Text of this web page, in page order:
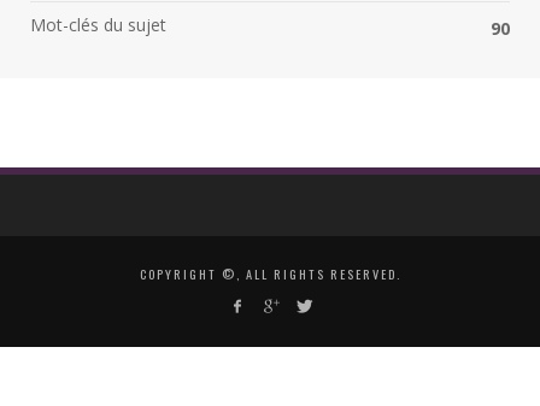
Mot-clés du sujet
90
COPYRIGHT ©, ALL RIGHTS RESERVED.